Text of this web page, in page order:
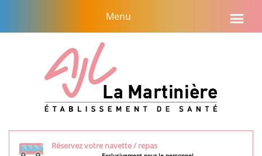
contenu
Menu
Réservez votre navette / repas